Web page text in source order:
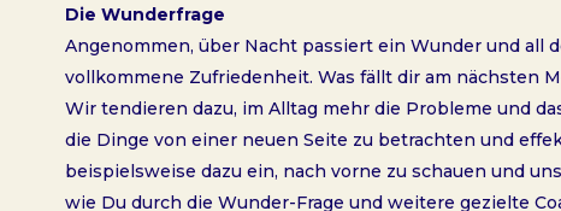
Die Wunderfrage
Angenommen, über Nacht passiert ein Wunder und all
vollkommene Zufriedenheit. Was fällt dir am nächsten
Wir tendieren dazu, im Alltag mehr die Probleme und
die Dinge von einer neuen Seite zu betrachten und
beispielsweise dazu ein, nach vorne zu schauen und
wie Du durch die Wunder-Frage und weitere gezielte